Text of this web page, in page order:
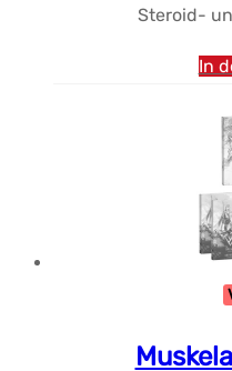
Steroid-
In